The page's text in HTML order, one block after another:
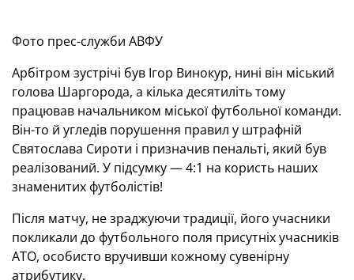
Фото прес-служби АВФУ
Арбітром зустрічі був Ігор Винокур, нині він міський
голова Шаргорода, а кілька десятиліть тому
працював начальником міської футбольної команди.
Він-то й угледів порушення правил у штрафній
Святослава Сироти і призначив пенальті, який був
реалізований. У підсумку — 4:1 на користь наших
знаменитих футболістів!
Після матчу, не зраджуючи традиції, його учасники
покликали до футбольного поля присутніх учасників
АТО, особисто вручивши кожному сувенірну
атрибутику.